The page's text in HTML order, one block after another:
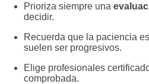
Prioriza siempre una
decidir.
Recuerda que la paciencia
suelen ser progresivos.
Elige profesionales
comprobada.